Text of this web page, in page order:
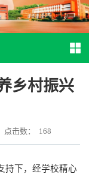
乡村振兴
点击数： 168
持下，经学校精心